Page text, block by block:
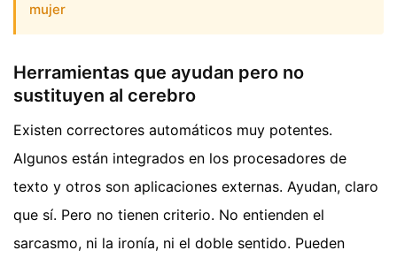
mujer
Herramientas que ayudan pero no
sustituyen al cerebro
Existen correctores automáticos muy potentes.
Algunos están integrados en los procesadores de
texto y otros son aplicaciones externas. Ayudan, claro
que sí. Pero no tienen criterio. No entienden el
sarcasmo, ni la ironía, ni el doble sentido. Pueden